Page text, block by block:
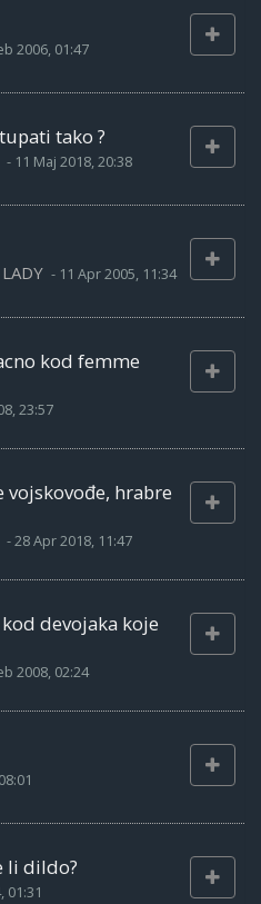
2006, 01:47
tako ?
- 11 Maj 2018, 20:38
- 11 Apr 2005, 11:34
kod femme
23:57
vojskovođe, hrabre
-28 Apr 2018, 11:47
devojaka koje
2008, 02:24
li dildo?
01:31